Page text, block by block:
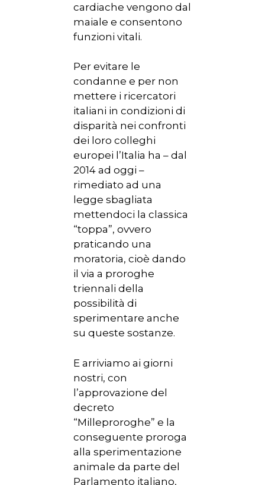
cardiache vengono dal
maiale e consentono
funzioni vitali.
Per evitare le
condanne e per non
mettere i ricercatori
italiani in condizioni di
disparità nei confronti
dei loro colleghi
europei l’Italia ha – dal
2014 ad oggi –
rimediato ad una
legge sbagliata
mettendoci la classica
“toppa”, ovvero
praticando una
moratoria, cioè dando
il via a proroghe
triennali della
possibilità di
sperimentare anche
su queste sostanze.
E arriviamo ai giorni
nostri, con
l’approvazione del
decreto
“Milleproroghe” e la
conseguente proroga
alla sperimentazione
animale da parte del
Parlamento italiano,